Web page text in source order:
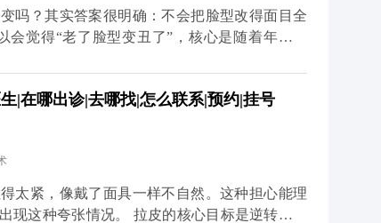
公众号、百家号、小红薯）预约面诊，详细了
吗？其实答案很明确：不会把脸型改得面目全
觉得“老了脸型变丑了”，核心是随着年龄增
、法令纹变深、下颌线模糊，看起来脸变宽变
织复位固定，再去掉多余的松弛皮肤。术后你
尊重你的原生面部结构。记住，拉皮是“还原
经的自己。 想知道更多关于MCR复合提升术的
红薯）预约面诊，详细了解。
|在哪出诊|去哪找|怎么联系|预约|挂号
太紧，像戴了面具一样不自然。这种担心能理
现这种夸张情况。 拉皮的核心目标是逆转皮肤